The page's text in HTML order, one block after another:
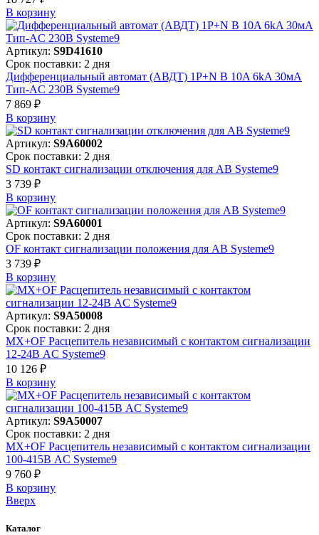
В корзинy
Артикул: S9D41610
Срок поставки: 2 дня
Дифференциальный автомат (АВДТ) 1P+N B 10A 6kA 30мА
Тип-AC 230В Systeme9
7 869 ₽
В корзинy
Артикул: S9A60002
Срок поставки: 2 дня
SD контакт сигнализации отключения для АВ Systeme9
3 739 ₽
В корзинy
Артикул: S9A60001
Срок поставки: 2 дня
OF контакт сигнализации положения для АВ Systeme9
3 739 ₽
В корзинy
Артикул: S9A50008
Срок поставки: 2 дня
MX+OF Расцепитель независимый с контактом сигнализации
12-24В AC Systeme9
10 126 ₽
В корзинy
Артикул: S9A50007
Срок поставки: 2 дня
MX+OF Расцепитель независимый с контактом сигнализации
100-415В AC Systeme9
9 760 ₽
В корзинy
Вверх
Каталог